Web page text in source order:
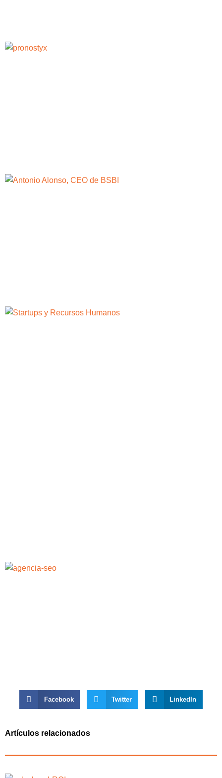
Facebook Twitter LinkedIn
Artículos relacionados